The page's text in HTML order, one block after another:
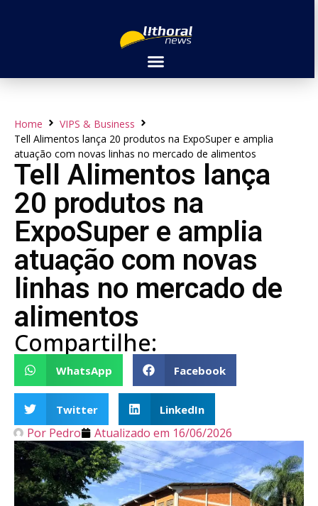
Home
VIPS & Business
Tell Alimentos lança 20 produtos na ExpoSuper e amplia
atuação com novas linhas no mercado de alimentos
Tell Alimentos lança
20 produtos na
ExpoSuper e amplia
atuação com novas
linhas no mercado de
alimentos
Compartilhe:
WhatsApp Facebook
Twitter LinkedIn
Por Pedro Atualizado em 16/06/2026